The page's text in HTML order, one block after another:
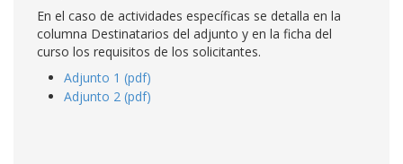
En el caso de actividades específicas se detalla en la
columna Destinatarios del adjunto y en la ficha del
curso los requisitos de los solicitantes.
Adjunto 1 (pdf)
Adjunto 2 (pdf)